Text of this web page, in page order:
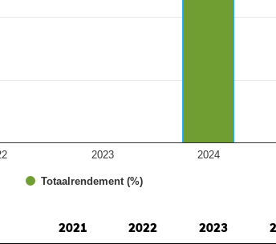
Totaalrendement (%)
2023 2024
2021
2022 2023